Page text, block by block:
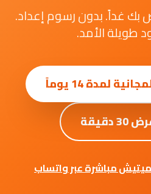
بك غداً. بدون رسوم إعداد.
طويلة الأمد.
لمدة 14 يوماً
مباشرة عبر واتساب